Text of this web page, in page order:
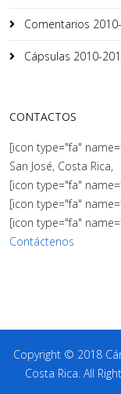
Comentarios
Cápsulas 2010-
CONTACTOS
[icon type="fa"
San José, Costa Rica,
[icon type="fa"
[icon type="fa"
[icon type="fa"
Contáctenos
Copyright © 2018
Costa Rica. All